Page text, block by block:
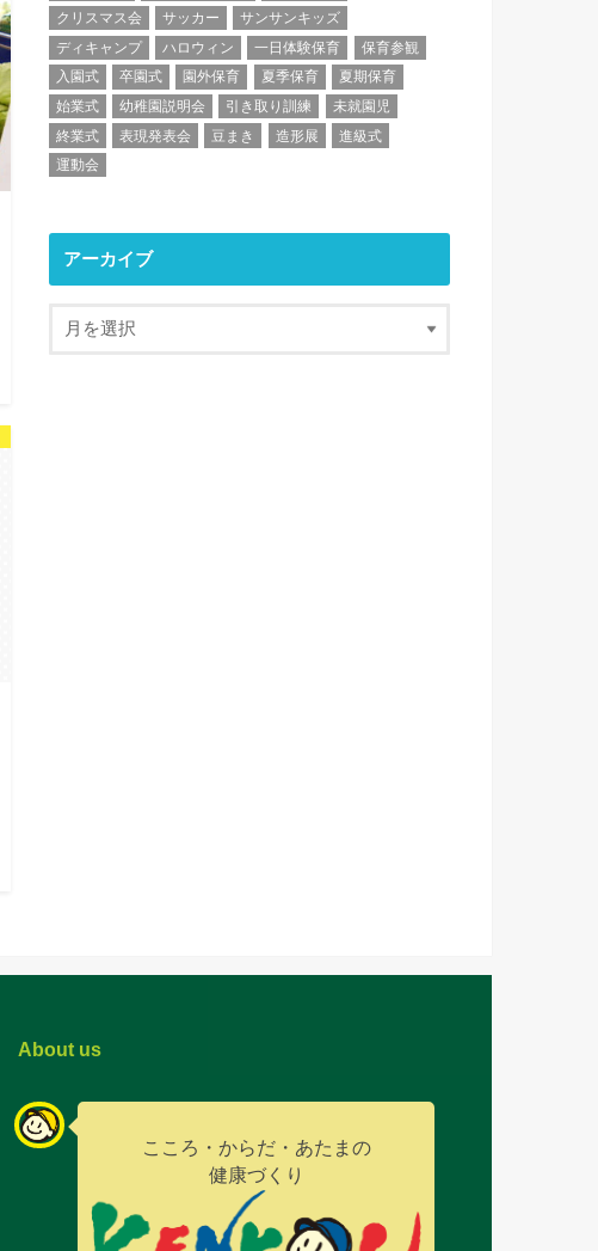
クリスマス会
サッカー
サンサンキッズ
ディキャンプ
ハロウィン 一日体験保育
保育参観
入園式
卒園式 園外保育 夏季保育
夏期保育
始業式
幼稚園説明会 引き取り訓練
未就園児
終業式
表現発表会 豆まき 造形展
進級式
運動会
アーカイブ
About us
こころ・からだ・あたまの
健康づくり